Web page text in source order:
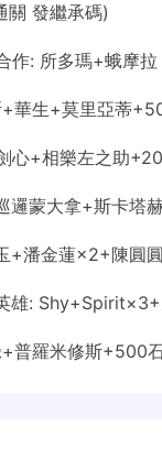
關 發繼承碼)
: 所多瑪+蛾摩拉
華生+莫里亞蒂
+相樂左之助+20
蒙大拿+斯卡塔
+潘金蓮×2+陳圓
雄:
普羅米修斯+500